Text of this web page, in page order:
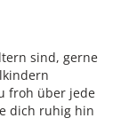
sind, gerne
froh über jede
dich ruhig hin